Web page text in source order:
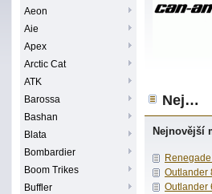
Aeon
Aie
Apex
Arctic Cat
ATK
Barossa
Bashan
Blata
Bombardier
Boom Trikes
Buffler
Nej…
Nejnovější
Outlander
Outlander